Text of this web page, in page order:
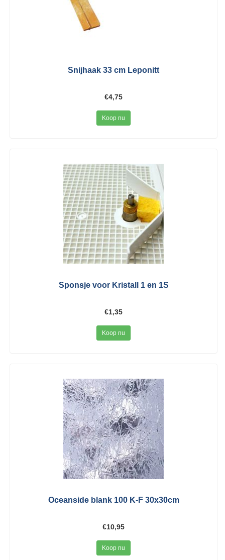
Snijhaak 33 cm Leponitt
€4,75
Koop nu
Sponsje voor Kristall 1 en 1S
€1,35
Koop nu
Oceanside blank 100 K-F 30x30cm
€10,95
Koop nu